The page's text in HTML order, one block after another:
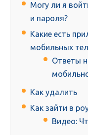
Могу ли я
и пароля?
Какие есть
мобильных
Ответы
Как удалить
Как зайти в
Видео: